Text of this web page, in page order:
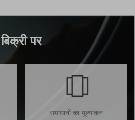
बिक्री पर
समाधानों का मूल्यांकन